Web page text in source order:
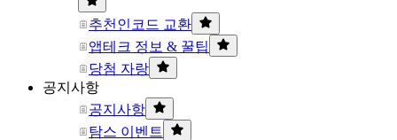
추천인코드 교환
앱테크 정보 & 꿀팁
당첨 자랑
공지사항
공지사항
탐스 이벤트